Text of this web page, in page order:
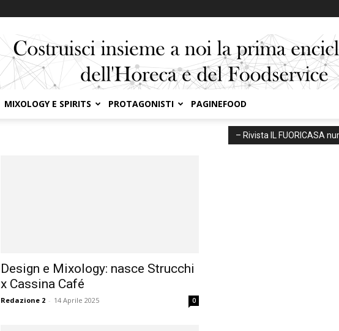
MIXOLOGY E SPIRITS PROTAGONISTI PAGINEFOOD
Design e Mixology: nasce Strucchi
x Cassina Café
Redazione 2 - 14 Aprile 2025 0
– Rivista IL FUORICASA